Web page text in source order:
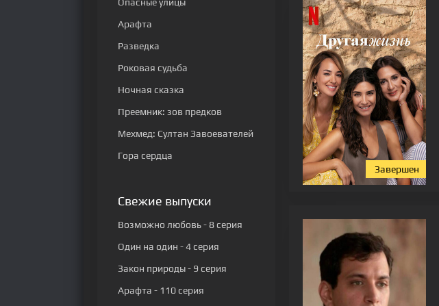
Завершен
Арафта
Разведка
Роковая судьба
Ночная сказка
Преемник: зов предков
Мехмед: Султан Завоевателей
Гора сердца
Свежие выпуски
Возможно любовь- 8 серия
Один на один - 4 серия
Закон природы- 9 серия
Арафта - 110 серия